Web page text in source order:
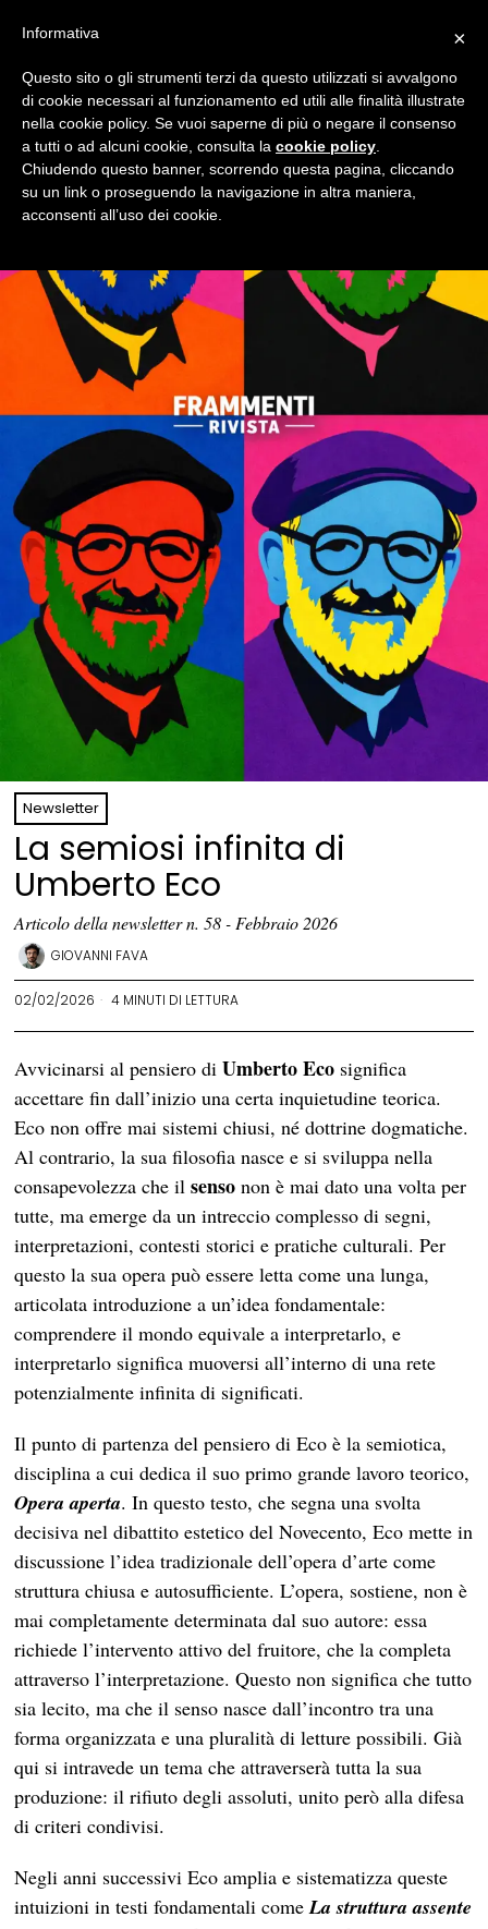
Newsletter
La semiosi infinita di
Umberto Eco
Articolo della newsletter n. 58 - Febbraio 2026
GIOVANNI FAVA
02/02/2026 4 MINUTI DI LETTURA
Avvicinarsi al pensiero diUmberto Eco significa
accettare fin dall’inizio una certa inquietudine teorica.
Eco non offre mai sistemi chiusi, né dottrine dogmatiche.
Al contrario, la sua filosofia nasce e si sviluppa nella
consapevolezza che ilsenso non è mai dato una volta per
tutte, ma emerge da un intreccio complesso di segni,
interpretazioni, contesti storici e pratiche culturali. Per
questo la sua opera può essere letta come una lunga,
articolata introduzione a un’idea fondamentale:
comprendere il mondo equivale a interpretarlo, e
interpretarlo significa muoversi all’interno di una rete
potenzialmente infinita di significati.
Il punto di partenza del pensiero di Eco è la semiotica,
disciplina a cui dedica il suo primo grande lavoro teorico,
Opera aperta. In questo testo, che segna una svolta
decisiva nel dibattito estetico del Novecento, Eco mette in
discussione l’idea tradizionale dell’opera d’arte come
struttura chiusa e autosufficiente. L’opera, sostiene, non è
mai completamente determinata dal suo autore: essa
richiede l’intervento attivo del fruitore, che la completa
attraverso l’interpretazione. Questo non significa che tutto
sia lecito, ma che il senso nasce dall’incontro tra una
forma organizzata e una pluralità di letture possibili. Già
qui si intravede un tema che attraverserà tutta la sua
produzione: il rifiuto degli assoluti, unito però alla difesa
di criteri condivisi.
Negli anni successivi Eco amplia e sistematizza queste
intuizioni in testi fondamentali comeLa struttura assente
×
Informativa
Questo sito o gli strumenti terzi da questo utilizzati si avvalgono
di cookie necessari al funzionamento ed utili alle finalità illustrate
nella cookie policy. Se vuoi saperne di più o negare il consenso
a tutti o ad alcuni cookie, consulta la cookie policy
Chiudendo questo banner, scorrendo questa pagina, cliccando
su un link o proseguendo la navigazione in altra maniera,
acconsenti all’uso dei cookie.